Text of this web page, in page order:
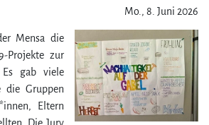
Mo., 8. Juni 2026
Mensa die
Projekte zur
Es gab viele
die Gruppen
Eltern